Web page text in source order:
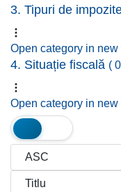
3. Tipuri de
Open category in
4. Situație fiscală (
Open category in